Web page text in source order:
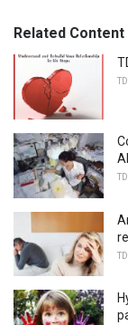
Related Content